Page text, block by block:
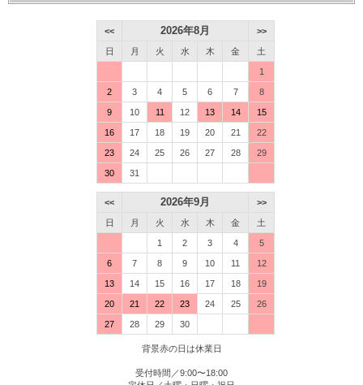
<< 2026年8月 >>
日 月 火 水 木 金 土
1
2 3 4 5 6 7 8
9 10 11 12 13 14 15
16 17 18 19 20 21 22
23 24 25 26 27 28 29
30 31
<< 2026年9月 >>
日 月 火 水 木 金 土
1 2 3 4 5
6 7 8 9 10 11 12
13 14 15 16 17 18 19
20 21 22 23 24 25 26
27 28 29 30
背景赤の日は休業日
受付時間／9:00〜18:00